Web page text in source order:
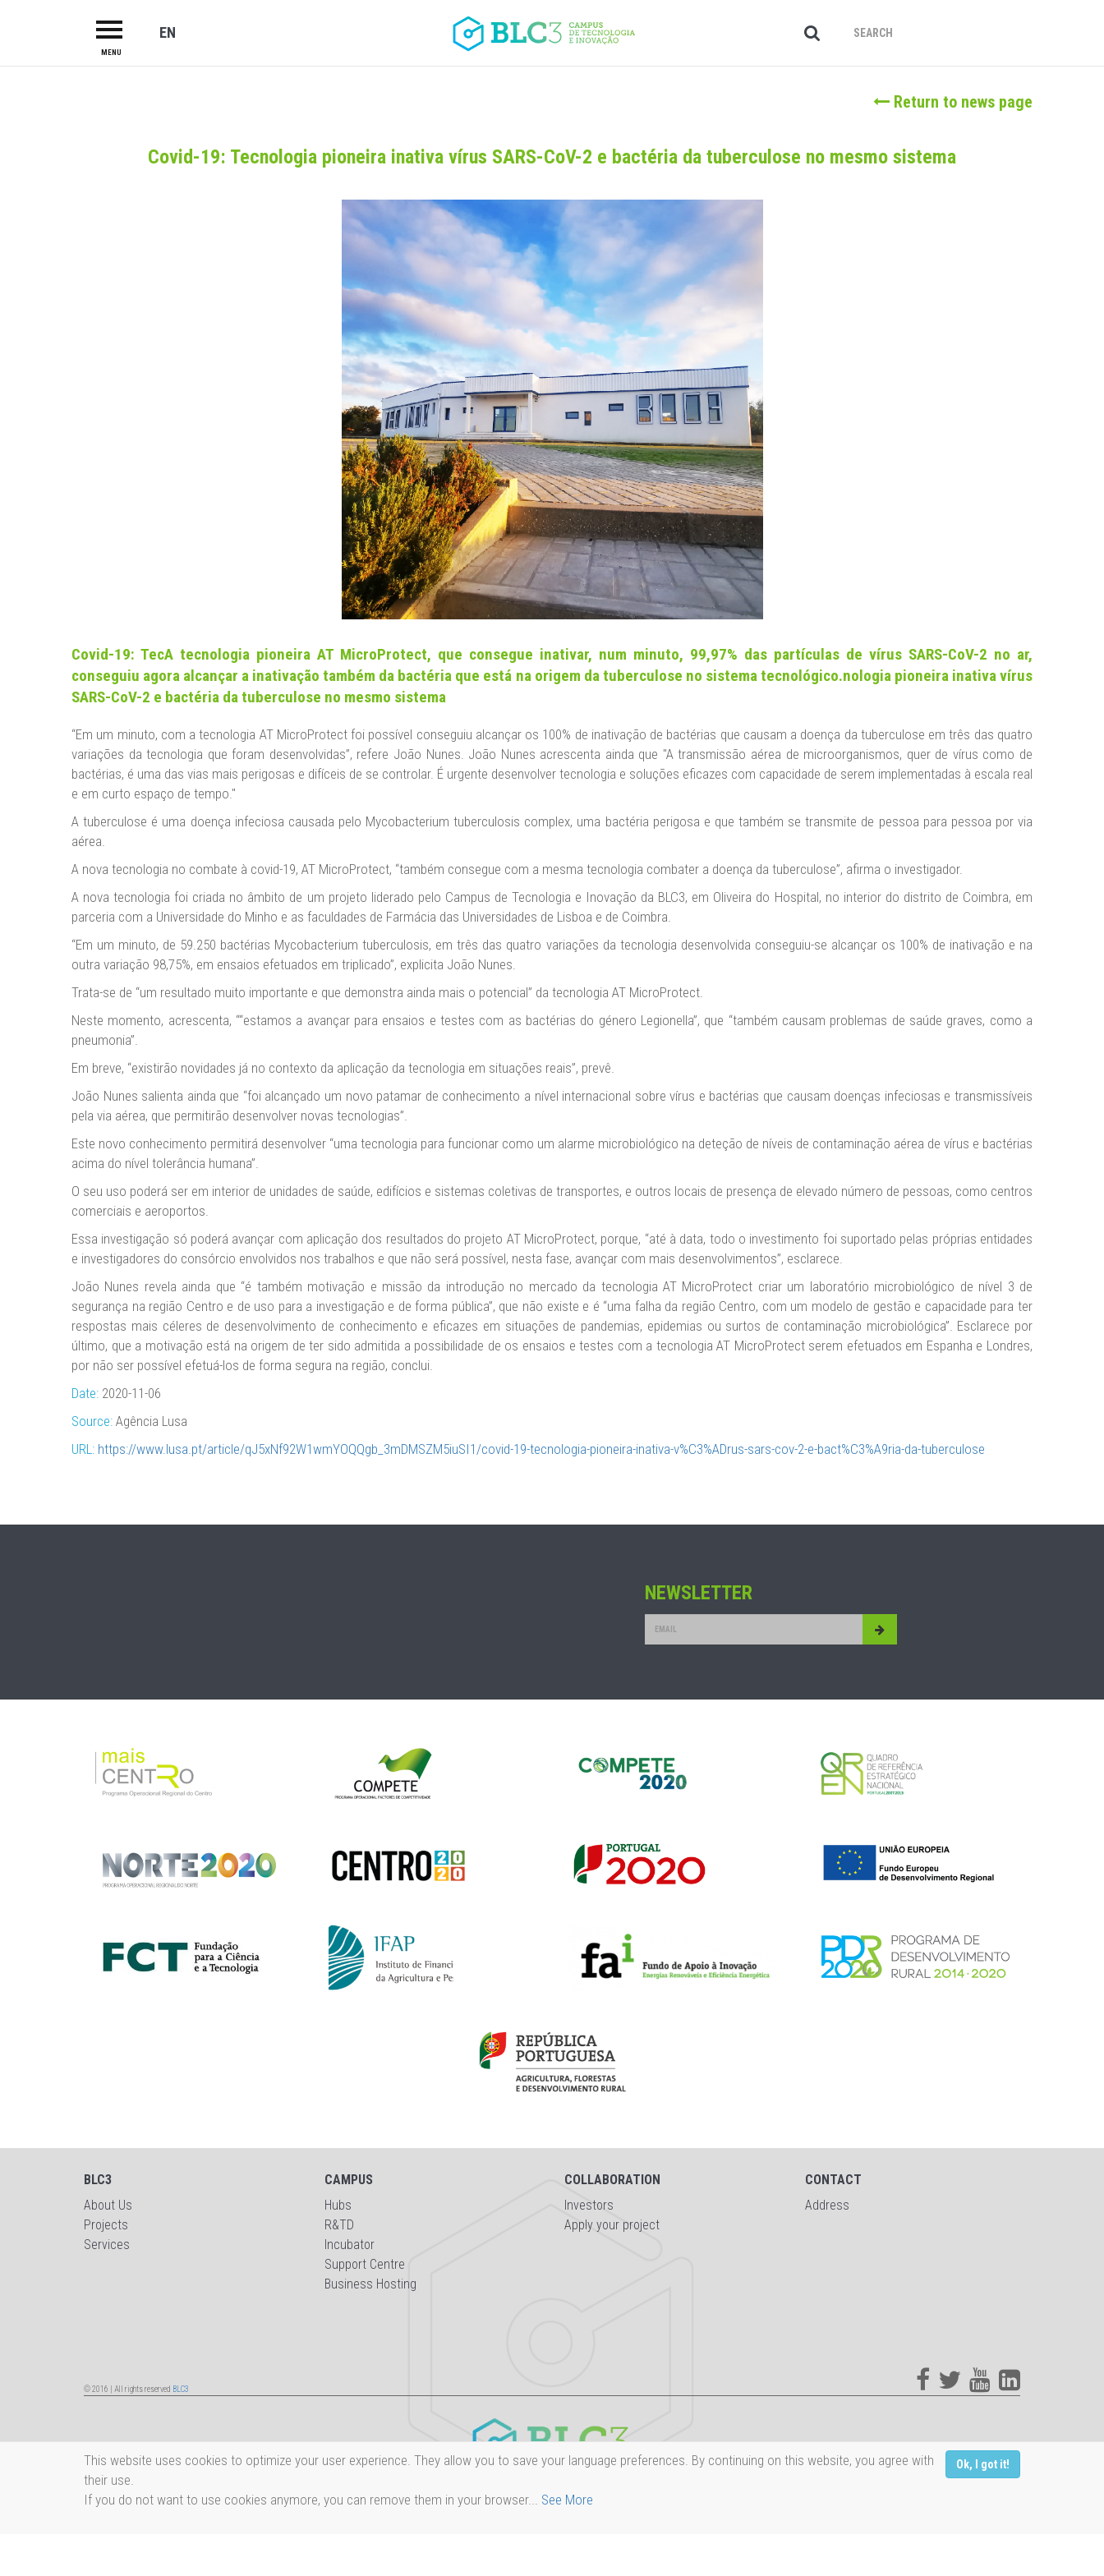
MENU
EN
Return to news page
Covid-19: Tecnologia pioneira inativa vírus SARS-CoV-2 e bactéria da tuberculose no mesmo sistema
Covid-19: TecA tecnologia pioneira AT MicroProtect, que consegue inativar, num minuto, 99,97% das partículas de vírus SARS-CoV-2 no ar,
conseguiu agora alcançar a inativação também da bactéria que está na origem da tuberculose no sistema tecnológico.nologia pioneira inativa vírus
SARS-CoV-2 e bactéria da tuberculose no mesmo sistema
“Em um minuto, com a tecnologia AT MicroProtect foi possível conseguiu alcançar os 100% de inativação de bactérias que causam a doença da tuberculose em três das quatro
variações da tecnologia que foram desenvolvidas”, refere João Nunes. João Nunes acrescenta ainda que "A transmissão aérea de microorganismos, quer de vírus como de
bactérias, é uma das vias mais perigosas e difíceis de se controlar. É urgente desenvolver tecnologia e soluções eficazes com capacidade de serem implementadas à escala real
e em curto espaço de tempo."
A tuberculose é uma doença infeciosa causada pelo Mycobacterium tuberculosis complex, uma bactéria perigosa e que também se transmite de pessoa para pessoa por via
aérea.
A nova tecnologia no combate à covid-19, AT MicroProtect, “também consegue com a mesma tecnologia combater a doença da tuberculose”, afirma o investigador.
A nova tecnologia foi criada no âmbito de um projeto liderado pelo Campus de Tecnologia e Inovação da BLC3, em Oliveira do Hospital, no interior do distrito de Coimbra, em
parceria com a Universidade do Minho e as faculdades de Farmácia das Universidades de Lisboa e de Coimbra.
“Em um minuto, de 59.250 bactérias Mycobacterium tuberculosis, em três das quatro variações da tecnologia desenvolvida conseguiu-se alcançar os 100% de inativação e na
outra variação 98,75%, em ensaios efetuados em triplicado”, explicita João Nunes.
Trata-se de “um resultado muito importante e que demonstra ainda mais o potencial” da tecnologia AT MicroProtect.
Neste momento, acrescenta, ““estamos a avançar para ensaios e testes com as bactérias do género Legionella”, que “também causam problemas de saúde graves, como a
pneumonia”.
Em breve, “existirão novidades já no contexto da aplicação da tecnologia em situações reais”, prevê.
João Nunes salienta ainda que “foi alcançado um novo patamar de conhecimento a nível internacional sobre vírus e bactérias que causam doenças infeciosas e transmissíveis
pela via aérea, que permitirão desenvolver novas tecnologias”.
Este novo conhecimento permitirá desenvolver “uma tecnologia para funcionar como um alarme microbiológico na deteção de níveis de contaminação aérea de vírus e bactérias
acima do nível tolerância humana”.
O seu uso poderá ser em interior de unidades de saúde, edifícios e sistemas coletivas de transportes, e outros locais de presença de elevado número de pessoas, como centros
comerciais e aeroportos.
Essa investigação só poderá avançar com aplicação dos resultados do projeto AT MicroProtect, porque, “até à data, todo o investimento foi suportado pelas próprias entidades
e investigadores do consórcio envolvidos nos trabalhos e que não será possível, nesta fase, avançar com mais desenvolvimentos”, esclarece.
João Nunes revela ainda que “é também motivação e missão da introdução no mercado da tecnologia AT MicroProtect criar um laboratório microbiológico de nível 3 de
segurança na região Centro e de uso para a investigação e de forma pública”, que não existe e é “uma falha da região Centro, com um modelo de gestão e capacidade para ter
respostas mais céleres de desenvolvimento de conhecimento e eficazes em situações de pandemias, epidemias ou surtos de contaminação microbiológica”. Esclarece por
último, que a motivação está na origem de ter sido admitida a possibilidade de os ensaios e testes com a tecnologia AT MicroProtect serem efetuados em Espanha e Londres,
por não ser possível efetuá-los de forma segura na região, conclui.
Date: 2020-11-06
Source: Agência Lusa
URL: https://www.lusa.pt/article/qJ5xNf92W1wmYOQQgb_3mDMSZM5iuSI1/covid-19-tecnologia-pioneira-inativa-v%C3%ADrus-sars-cov-2-e-bact%C3%A9ria-da-tuberculose
NEWSLETTER
Submit
BLC3
About Us
Projects
Services
CAMPUS
Hubs
R&TD
Incubator
Support Centre
Business Hosting
COLLABORATION
Investors
Apply your project
CONTACT
Address
© 2016 | All rights reserved BLC3
Ok, I got it!
This website uses cookies to optimize your user experience. They allow you to save your language preferences. By continuing on this website, you agree with
their use.
If you do not want to use cookies anymore, you can remove them in your browser... See More